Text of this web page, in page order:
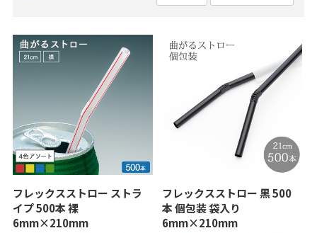
フレックスストロー ストラ
イプ 500本 裸
6mm×210mm
フレックスストロー 黒 500
本 個包装 袋入り
6mm×210mm